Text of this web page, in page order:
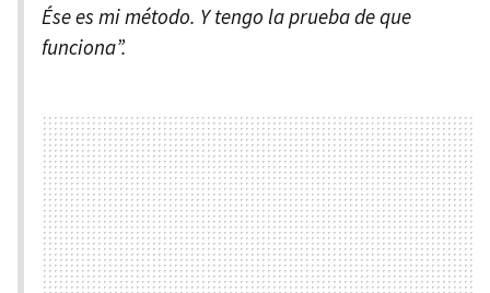
Ése es mi método. Y tengo la prueba de que
funciona”.